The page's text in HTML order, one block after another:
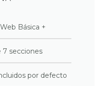
Básica +
7 secciones
por defecto